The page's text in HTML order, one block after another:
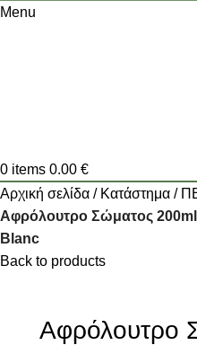
Menu
0 items 0.00 €
Αρχική σελίδα
Κατάστημα
Αφρόλουτρο Σώματος
Blanc
Back to products
Αφρόλουτρο